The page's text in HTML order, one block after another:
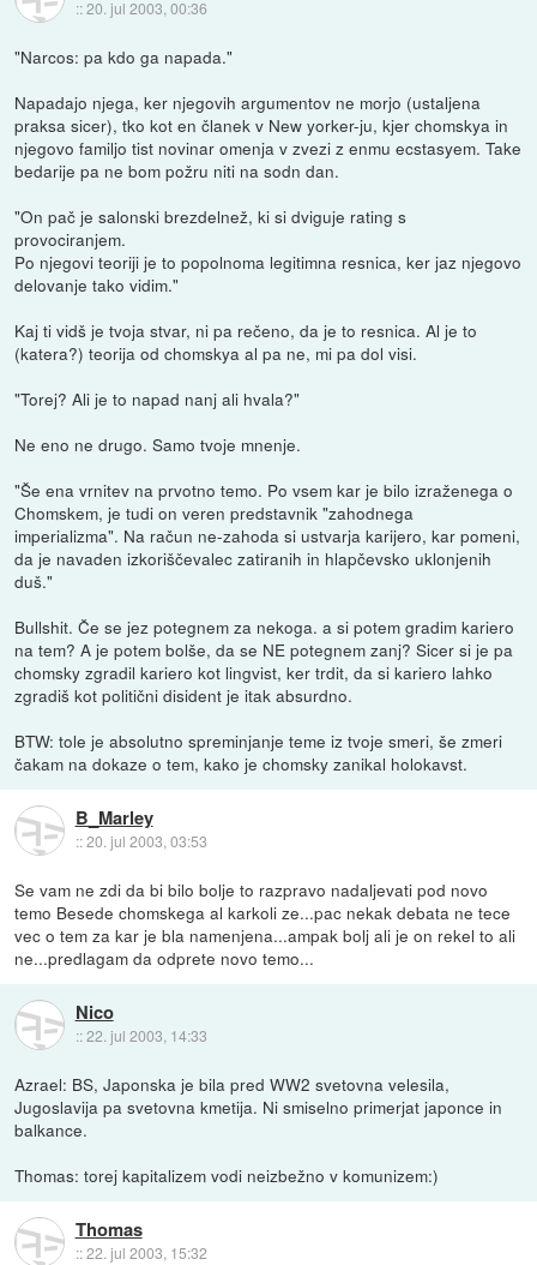
::20. jul 2003, 00:36
"Narcos: pa kdo ga napada."
Napadajo njega, ker njegovih argumentov ne morjo (ustaljena
praksa sicer), tko kot en članek v New yorker-ju, kjer chomskya in
njegovo familjo tist novinar omenja v zvezi z enmu ecstasyem. Take
bedarije pa ne bom požru niti na sodn dan.
"On pač je salonski brezdelnež, ki si dviguje rating s
provociranjem.
Po njegovi teoriji je to popolnoma legitimna resnica, ker jaz njegovo
delovanje tako vidim."
Kaj ti vidš je tvoja stvar, ni pa rečeno, da je to resnica. Al je to
(katera?) teorija od chomskya al pa ne, mi pa dol visi.
"Torej? Ali je to napad nanj ali hvala?"
Ne eno ne drugo. Samo tvoje mnenje.
"Še ena vrnitev na prvotno temo. Po vsem kar je bilo izraženega o
Chomskem, je tudi on veren predstavnik "zahodnega
imperializma". Na račun ne-zahoda si ustvarja karijero, kar pomeni,
da je navaden izkoriščevalec zatiranih in hlapčevsko uklonjenih
duš."
Bullshit. Če se jez potegnem za nekoga. a si potem gradim kariero
na tem? A je potem bolše, da se NE potegnem zanj? Sicer si je pa
chomsky zgradil kariero kot lingvist, ker trdit, da si kariero lahko
zgradiš kot politični disident je itak absurdno.
BTW: tole je absolutno spreminjanje teme iz tvoje smeri, še zmeri
čakam na dokaze o tem, kako je chomsky zanikal holokavst.
B_Marley
::20. jul 2003, 03:53
Se vam ne zdi da bi bilo bolje to razpravo nadaljevati pod novo
temo Besede chomskega al karkoli ze...pac nekak debata ne tece
vec o tem za kar je bla namenjena...ampak bolj ali je on rekel to ali
ne...predlagam da odprete novo temo...
Nico
::22. jul 2003, 14:33
Azrael: BS, Japonska je bila pred WW2 svetovna velesila,
Jugoslavija pa svetovna kmetija. Ni smiselno primerjat japonce in
balkance.
Thomas: torej kapitalizem vodi neizbežno v komunizem:)
Thomas
::22. jul 2003, 15:32